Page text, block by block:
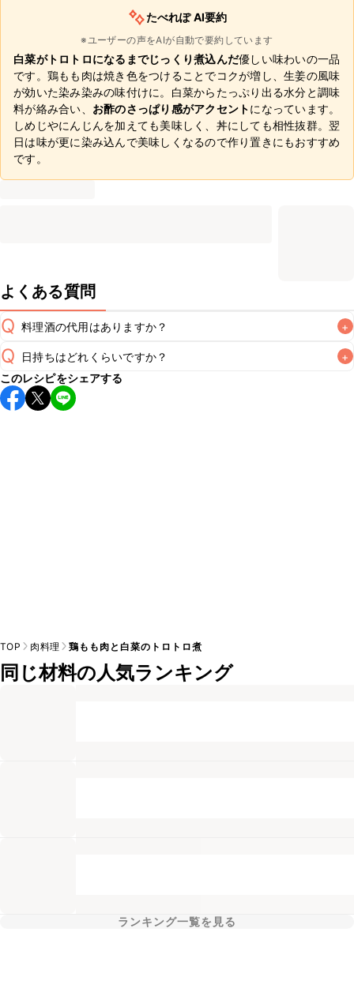
たべれぽ AI要約
※ユーザーの声をAIが自動で要約しています
白菜がトロトロになるまでじっくり煮込んだ優しい味わいの一品
です。鶏もも肉は焼き色をつけることでコクが増し、生姜の風味
が効いた染み染みの味付けに。白菜からたっぷり出る水分と調味
料が絡み合い、 お酢のさっぱり感がアクセントになっています。
しめじやにんじんを加えても美味しく、丼にしても相性抜群。翌
日は味が更に染み込んで美味しくなるので作り置きにもおすすめ
です。
よくある質問
Q 料理酒の代用はありますか？ +
A
Q 日持ちはどれくらいですか？ +
保存期間は冷蔵で翌日中が目安です。なるべくお早めにお召
し上がりください。
このレシピをシェアする
TOP 肉料理 鶏もも肉と白菜のトロトロ煮
同じ材料の人気ランキング
ランキング一覧を見る